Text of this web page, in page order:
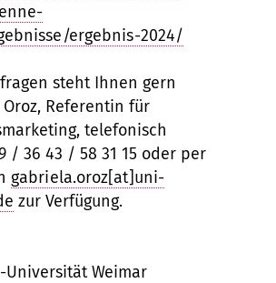
ergebnis-2024/
steht Ihnen gern
Referentin für
telefonisch
/ 36 43 / 58 31 15 oder per
gabriela.oroz[at]uni-
zur Verfügung.
Universität Weimar